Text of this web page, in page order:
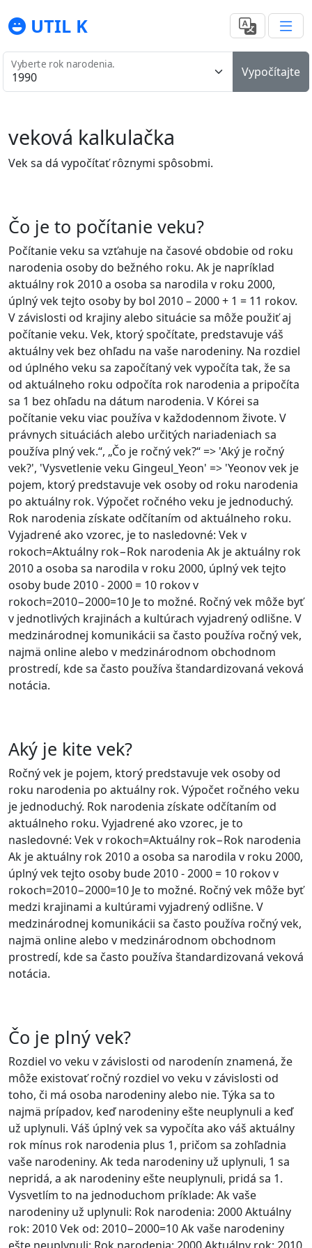
UTIL K
Vyberte rok narodenia.
Vypočítajte
veková kalkulačka
Vek sa dá vypočítať rôznymi spôsobmi.
Čo je to počítanie veku?
Počítanie veku sa vzťahuje na časové obdobie od roku
narodenia osoby do bežného roku. Ak je napríklad
aktuálny rok 2010 a osoba sa narodila v roku 2000,
úplný vek tejto osoby by bol 2010 – 2000 + 1 = 11 rokov.
V závislosti od krajiny alebo situácie sa môže použiť aj
počítanie veku. Vek, ktorý spočítate, predstavuje váš
aktuálny vek bez ohľadu na vaše narodeniny. Na rozdiel
od úplného veku sa započítaný vek vypočíta tak, že sa
od aktuálneho roku odpočíta rok narodenia a pripočíta
sa 1 bez ohľadu na dátum narodenia. V Kórei sa
počítanie veku viac používa v každodennom živote. V
právnych situáciách alebo určitých nariadeniach sa
používa plný vek.“, „Čo je ročný vek?“ => 'Aký je ročný
vek?', 'Vysvetlenie veku Gingeul_Yeon' => 'Yeonov vek je
pojem, ktorý predstavuje vek osoby od roku narodenia
po aktuálny rok. Výpočet ročného veku je jednoduchý.
Rok narodenia získate odčítaním od aktuálneho roku.
Vyjadrené ako vzorec, je to nasledovné: Vek v
rokoch=Aktuálny rok−Rok narodenia Ak je aktuálny rok
2010 a osoba sa narodila v roku 2000, úplný vek tejto
osoby bude 2010 - 2000 = 10 rokov v
rokoch=2010−2000=10 Je to možné. Ročný vek môže byť
v jednotlivých krajinách a kultúrach vyjadrený odlišne. V
medzinárodnej komunikácii sa často používa ročný vek,
najmä online alebo v medzinárodnom obchodnom
prostredí, kde sa často používa štandardizovaná veková
notácia.
Aký je kite vek?
Ročný vek je pojem, ktorý predstavuje vek osoby od
roku narodenia po aktuálny rok. Výpočet ročného veku
je jednoduchý. Rok narodenia získate odčítaním od
aktuálneho roku. Vyjadrené ako vzorec, je to
nasledovné: Vek v rokoch=Aktuálny rok−Rok narodenia
Ak je aktuálny rok 2010 a osoba sa narodila v roku 2000,
úplný vek tejto osoby bude 2010 - 2000 = 10 rokov v
rokoch=2010−2000=10 Je to možné. Ročný vek môže byť
medzi krajinami a kultúrami vyjadrený odlišne. V
medzinárodnej komunikácii sa často používa ročný vek,
najmä online alebo v medzinárodnom obchodnom
prostredí, kde sa často používa štandardizovaná veková
notácia.
Čo je plný vek?
Rozdiel vo veku v závislosti od narodenín znamená, že
môže existovať ročný rozdiel vo veku v závislosti od
toho, či má osoba narodeniny alebo nie. Týka sa to
najmä prípadov, keď narodeniny ešte neuplynuli a keď
už uplynuli. Váš úplný vek sa vypočíta ako váš aktuálny
rok mínus rok narodenia plus 1, pričom sa zohľadnia
vaše narodeniny. Ak teda narodeniny už uplynuli, 1 sa
nepridá, a ak narodeniny ešte neuplynuli, pridá sa 1.
Vysvetlím to na jednoduchom príklade: Ak vaše
narodeniny už uplynuli: Rok narodenia: 2000 Aktuálny
rok: 2010 Vek od: 2010−2000=10 Ak vaše narodeniny